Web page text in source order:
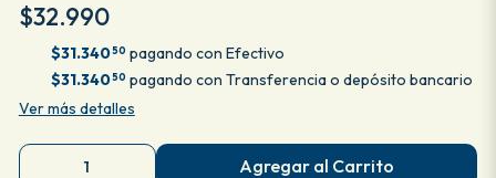
$32.990
$31.34050 pagando con Efectivo
$31.34050 pagando con Transferencia o depósito bancario
Ver más detalles
Agregar al Carrito